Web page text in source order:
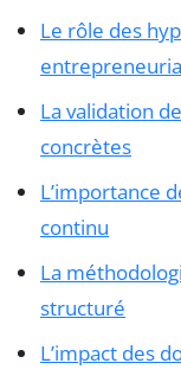
Le rôle des
La validation
concrètes
L’importance
continu
La
structuré
L’impact des